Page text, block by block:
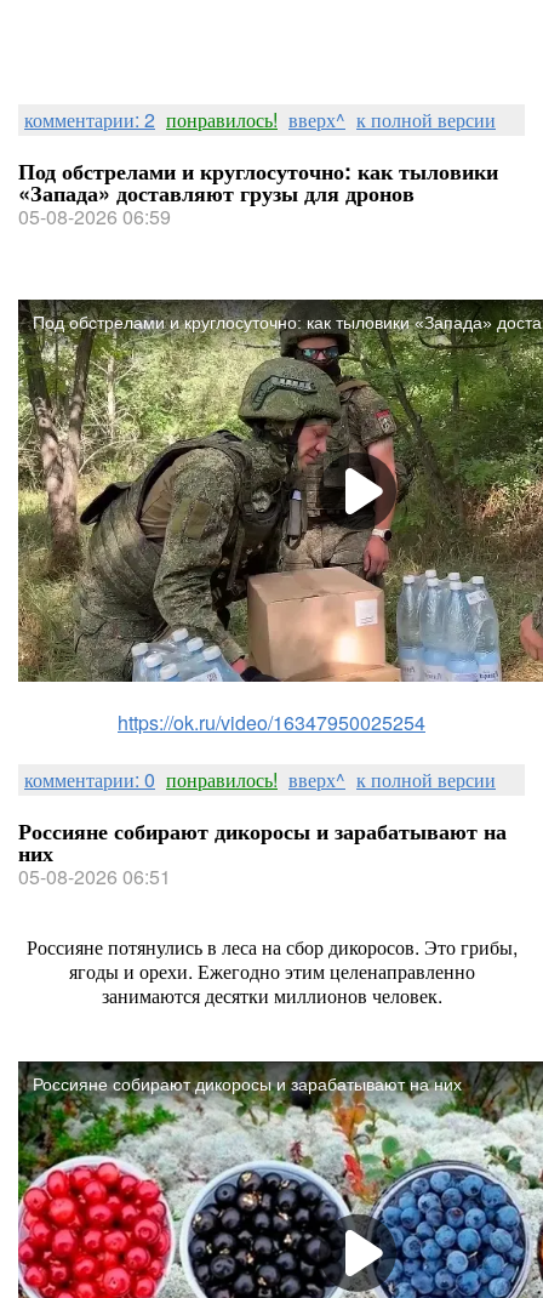
комментарии: 2 понравилось! вверх^ к полной версии
Под обстрелами и круглосуточно: как тыловики
«Запада» доставляют грузы для дронов
05-08-2026 06:59
https://ok.ru/video/16347950025254
комментарии: 0 понравилось! вверх^ к полной версии
Россияне собирают дикоросы и зарабатывают на
них
05-08-2026 06:51
Россияне потянулись в леса на сбор дикоросов. Это грибы,
ягоды и орехи. Ежегодно этим целенаправленно
занимаются десятки миллионов человек.